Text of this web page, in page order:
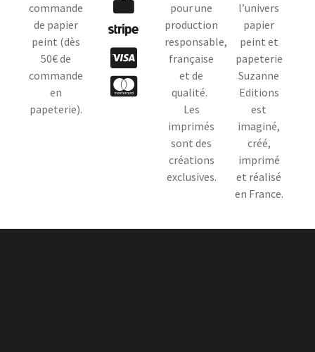
commande
de papier
peint (dès
50€ de
commande
en
papeterie).
pour une
production
responsable,
française
et de
qualité.
Les
imprimés
sont des
créations
exclusives.
l’univers
papier
peint et
papeterie
Suzanne
Editions
est
imaginé,
créé,
imprimé
et réalisé
en France.